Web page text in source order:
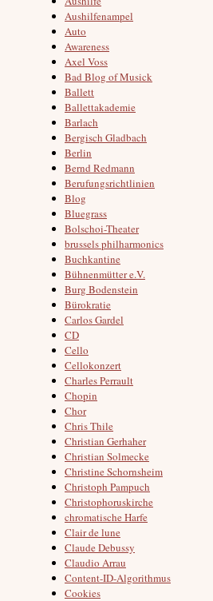
Aushilfenampel
Auto
Awareness
Axel Voss
Bad Blog of Musick
Ballett
Ballettakademie
Barlach
Bergisch Gladbach
Berlin
Bernd Redmann
Berufungsrichtlinien
Blog
Bluegrass
Bolschoi-Theater
brussels philharmonics
Buchkantine
Bühnenmütter e.V.
Burg Bodenstein
Bürokratie
Carlos Gardel
CD
Cello
Cellokonzert
Charles Perrault
Chopin
Chor
Chris Thile
Christian Gerhaher
Christian Solmecke
Christine Schornsheim
Christoph Pampuch
Christophoruskirche
chromatische Harfe
Clair de lune
Claude Debussy
Claudio Arrau
Content-ID-Algorithmus
Cookies